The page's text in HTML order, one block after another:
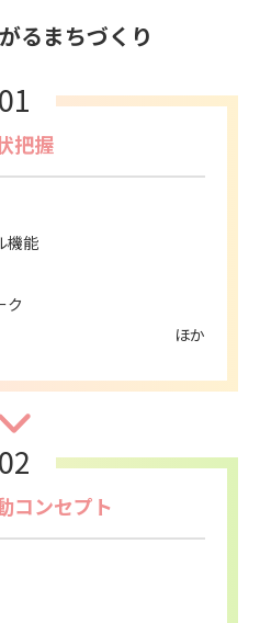
るまちづくり
01
把握
機能
ク
ほか
02
コンセプト